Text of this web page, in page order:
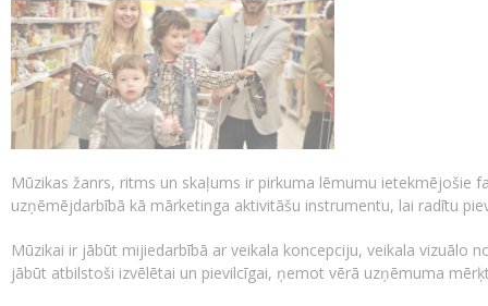
Mūzikas žanrs, ritms un skaļums ir pirkuma lēmumu ietekmējošie
uzņēmējdarbībā kā mārketinga aktivitāšu instrumentu, lai radītu
Mūzikai ir jābūt mijiedarbībā ar veikala koncepciju, veikala vizuālo
jābūt atbilstoši izvēlētai un pievilcīgai, ņemot vērā uzņēmuma